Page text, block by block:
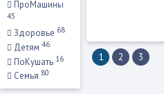
ПроМашины
45
Здоровье 68
Детям 46
ПоКушать 16
Семья 80
1 2 3